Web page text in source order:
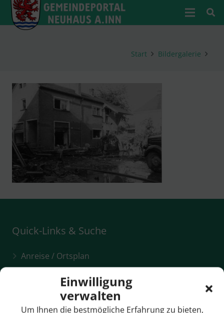
Einwilligung
verwalten
Um Ihnen die bestmögliche Erfahrung zu bieten,
Start Bildergalerie
Quick-Links & Suche
Anreise / Ortsplan
Bildergalerie
Breitbandversorgung